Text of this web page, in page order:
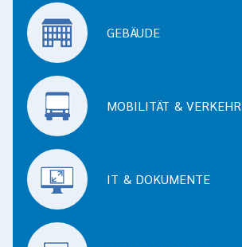
Thema
GEBÄUDE
MOBILITÄT & VERKEHR
IT & DOKUMENTE